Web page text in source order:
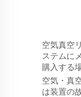
空気真空
ステムに
購入する
空気・真
は装置の